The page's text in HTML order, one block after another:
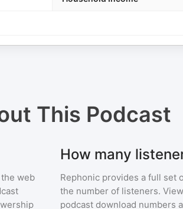
This Podcast
the web
How many
Rephonic provides a full set
the number of listeners.
podcast download numbers